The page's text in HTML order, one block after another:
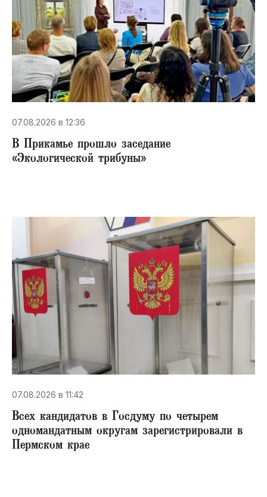
07.08.2026 в 12:36
В Прикамье прошло заседание
«Экологической трибуны»
07.08.2026 в 11:42
Всех кандидатов в Госдуму по четырем
одномандатным округам зарегистрировали в
Пермском крае